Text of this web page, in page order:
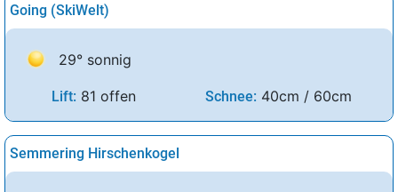
Going (SkiWelt)
29° sonnig
Lift: 81 offen Schnee: 40cm / 60cm
Semmering Hirschenkogel